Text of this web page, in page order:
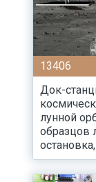
13406
Док-
лунной
образцов